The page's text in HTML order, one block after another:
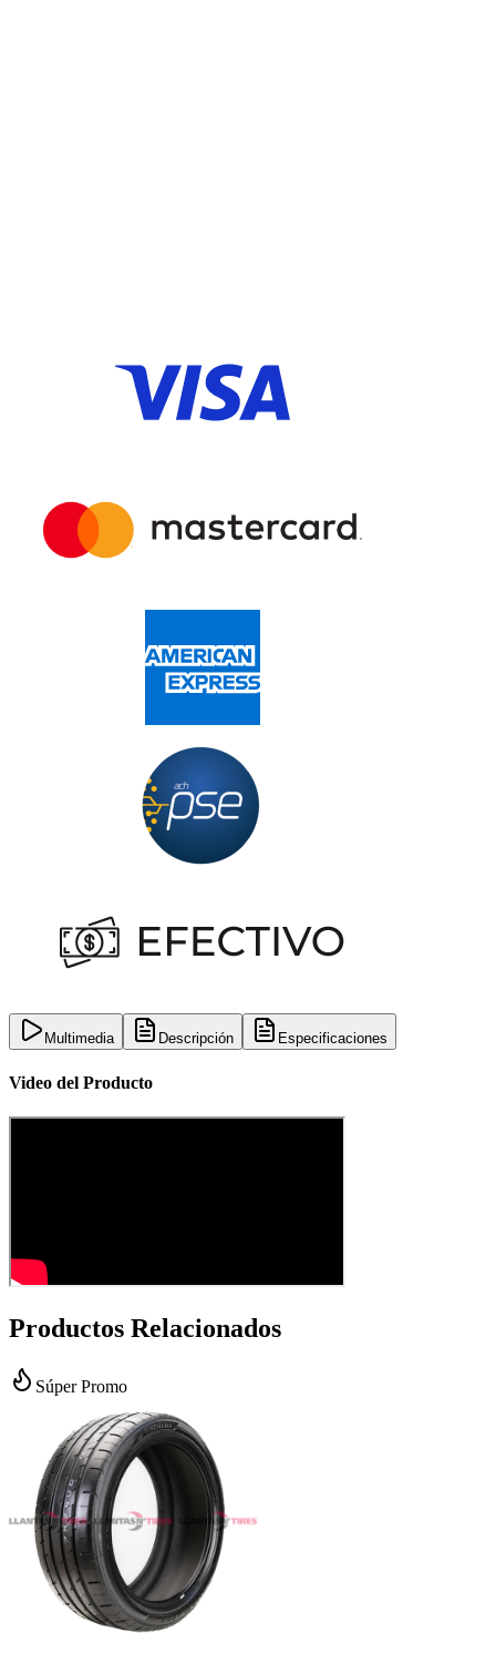
Multimedia Descripción Especificaciones
Video del Producto
Productos Relacionados
Súper Promo